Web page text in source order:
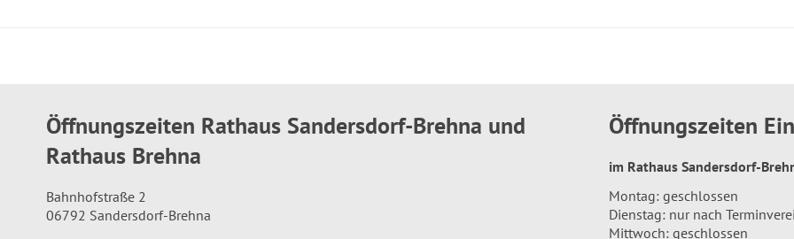
Öffnungszeiten Rathaus Sandersdorf-Brehna und
Rathaus Brehna
Bahnhofstraße 2
06792 Sandersdorf-Brehna
Öffnungszeiten
im Rathaus Sandersdorf-
Montag: geschlossen
Dienstag: nur nach
Mittwoch: geschlossen